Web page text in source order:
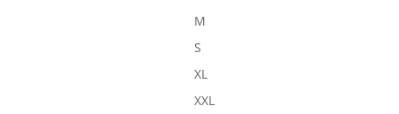
M
S
XL
XXL